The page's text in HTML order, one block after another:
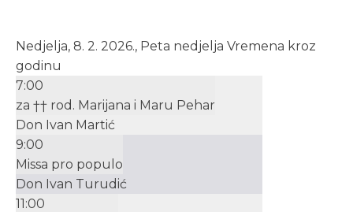
Nedjelja, 8. 2. 2026., Peta nedjelja Vremena kroz
godinu
7:00
za †† rod. Marijana i Maru Pehar
Don Ivan Martić
9:00
Missa pro populo
Don Ivan Turudić
11:00